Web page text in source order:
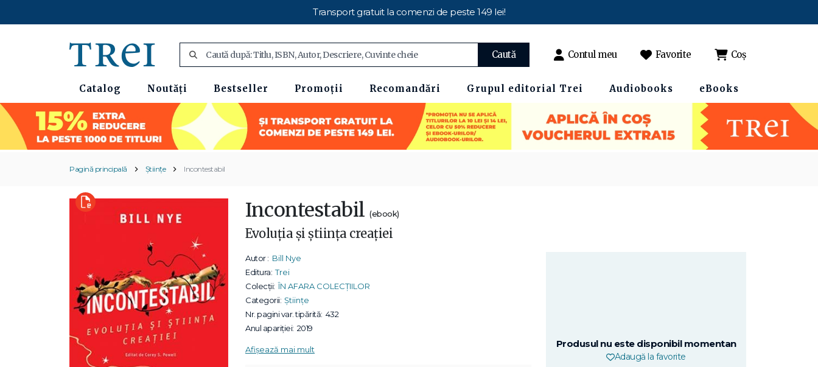
Transport gratuit la comenzi de peste 149 lei!
Caută Contul meu Favorite Coș
Catalog Noutăți Bestseller Promoții Recomandări Grupul editorial Trei Audiobooks eBooks
Pagină principală Științe Incontestabil
Incontestabil (ebook)
Evoluția și știința creației
Autor : Bill Nye
Editura: Trei
Colecții: ÎN AFARA COLECȚIILOR
Categorii: Științe
Nr. pagini var. tipărită: 432
Anul apariției: 2019
Afișează mai mult Produsul nu este disponibil momentan
Adaugă la favorite